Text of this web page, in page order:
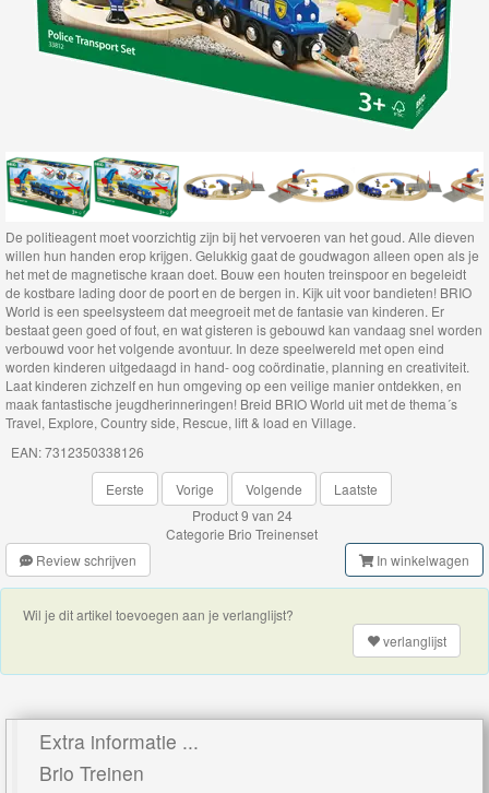
Brio
Gebouwen
Brio
Bruggen
Brio
lokomotieven
Brio
Trein
met
batterij
Brio
voertuigen
Networkers
De politieagent moet voorzichtig zijn bij het vervoeren van het goud. Alle dieven
willen hun handen erop krijgen. Gelukkig gaat de goudwagon alleen open als je
het met de magnetische kraan doet. Bouw een houten treinspoor en begeleidt
de kostbare lading door de poort en de bergen in. Kijk uit voor bandieten! BRIO
World is een speelsysteem dat meegroeit met de fantasie van kinderen. Er
bestaat geen goed of fout, en wat gisteren is gebouwd kan vandaag snel worden
verbouwd voor het volgende avontuur. In deze speelwereld met open eind
worden kinderen uitgedaagd in hand- oog coördinatie, planning en creativiteit.
Laat kinderen zichzelf en hun omgeving op een veilige manier ontdekken, en
maak fantastische jeugdherinneringen! Breid BRIO World uit met de thema´s
Travel, Explore, Country side, Rescue, lift & load en Village.
EAN: 7312350338126
Eerste
Vorige Volgende
Laatste
Product 9 van 24
Categorie Brio Treinenset
Review schrijven
In winkelwagen
Wil je dit artikel toevoegen aan je verlanglijst?
verlanglijst
Extra informatie ...
Brio Treinen